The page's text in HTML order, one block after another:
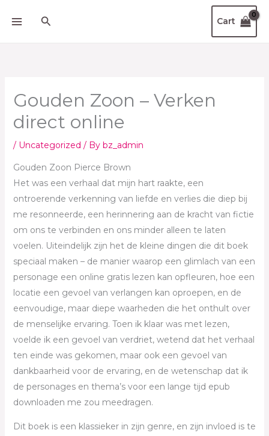
Search Cart
Gouden Zoon – Verken
direct online
/ Uncategorized / By bz_admin
Gouden Zoon Pierce Brown
Het was een verhaal dat mijn hart raakte, een
ontroerende verkenning van liefde en verlies die diep bij
me resonneerde, een herinnering aan de kracht van fictie
om ons te verbinden en ons minder alleen te laten
voelen. Uiteindelijk zijn het de kleine dingen die dit boek
speciaal maken – de manier waarop een glimlach van een
personage een online gratis lezen kan opfleuren, hoe een
locatie een gevoel van verlangen kan oproepen, en de
eenvoudige, maar diepe waarheden die het onthult over
de menselijke ervaring. Toen ik klaar was met lezen,
voelde ik een gevoel van verdriet, wetend dat het verhaal
ten einde was gekomen, maar ook een gevoel van
dankbaarheid voor de ervaring, en de wetenschap dat ik
de personages en thema’s voor een lange tijd epub
downloaden me zou meedragen.
Dit boek is een klassieker in zijn genre, en zijn invloed is te